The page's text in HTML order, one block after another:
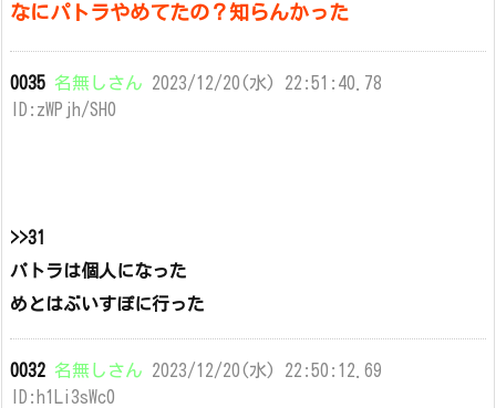
なにパトラやめてたの？知らんかった
0035 名無しさん 2023/12/20(水) 22:51:40.78
ID:zWPjh/SH0
>>31
パトラは個人になった
めとはぶいすぽに行った
0032 名無しさん 2023/12/20(水) 22:50:12.69
ID:h1Li3sWc0